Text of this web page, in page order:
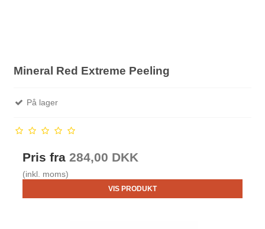
Mineral Red Extreme Peeling
På lager
Pris fra 284,00 DKK
(inkl. moms)
VIS PRODUKT